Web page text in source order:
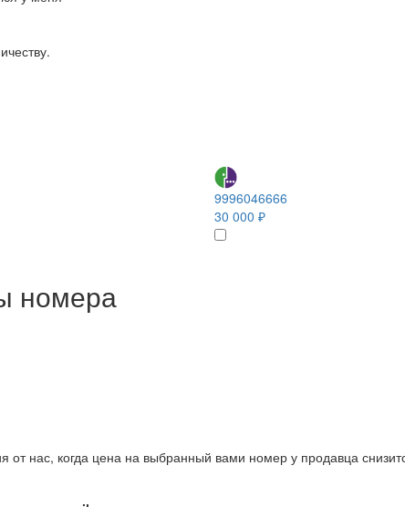
9996046666
30 000 ₽
номера
нас, когда цена на выбранный вами номер у продавца